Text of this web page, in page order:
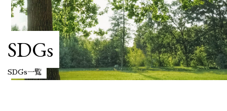
SDGs
SDGs一覧